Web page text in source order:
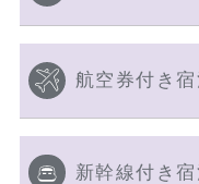
航空券付き
新幹線付き